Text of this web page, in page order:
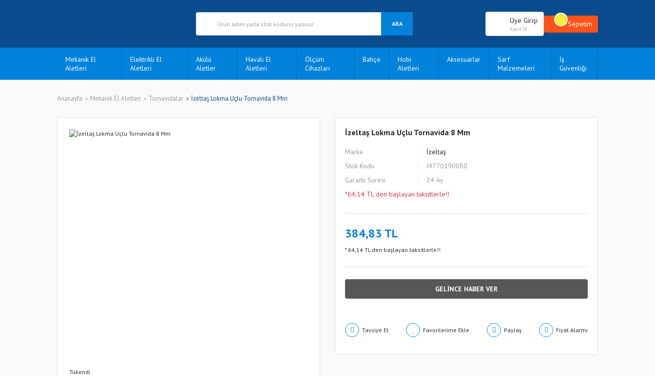
ARA Üye Girişi
Kayıt Ol
Sepetim
Mekanik El
Aletleri
Elektrikli El
Aletleri
Akülü
Aletler
Havalı El
Aletleri
Ölçüm
Cihazları
Bahçe
Hobi
Aletleri
Aksesuarlar
Sarf
Malzemeleri
İş
Güvenliği
Anasayfa Mekanik El Aletleri Tornavidalar İzeltaş Lokma Uçlu Tornavida 8 Mm
Tükendi
İzeltaş Lokma Uçlu Tornavida 8 Mm
Marka
İzeltaş
Stok Kodu
I4770190080
Garanti Süresi
24 Ay
*64,14 TL den başlayan taksitlerle!!
384,83 TL
* 64,14 TL den başlayan taksitlerle!!
GELİNCE HABER VER
Tavsiye Et Paylaş Fiyat Alarmı